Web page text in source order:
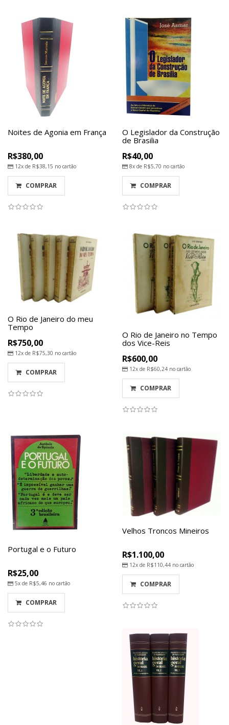
Noites de Agonia em França
R$380,00
12x de R$38,15 no cartão
COMPRAR
O Legislador da Construção
de Brasilia
R$40,00
8x de R$5,70 no cartão
COMPRAR
O Rio de Janeiro do meu
Tempo
R$750,00
12x de R$75,30 no cartão
COMPRAR
O Rio de Janeiro no Tempo
dos Vice-Reis
R$600,00
12x de R$60,24 no cartão
COMPRAR
Portugal e o Futuro
R$25,00
5x de R$5,46 no cartão
COMPRAR
Velhos Troncos Mineiros
R$1.100,00
12x de R$110,44 no cartão
COMPRAR